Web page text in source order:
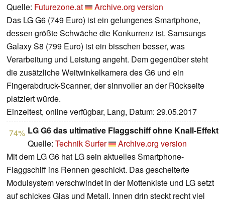
Quelle: Futurezone.at
Archive.org version
Das LG G6 (749 Euro) ist ein gelungenes Smartphone,
dessen größte Schwäche die Konkurrenz ist. Samsungs
Galaxy S8 (799 Euro) ist ein bisschen besser, was
Verarbeitung und Leistung angeht. Dem gegenüber steht
die zusätzliche Weitwinkelkamera des G6 und ein
Fingerabdruck-Scanner, der sinnvoller an der Rückseite
platziert würde.
Einzeltest, online verfügbar, Lang, Datum: 29.05.2017
74% LG G6 das ultimative Flaggschiff ohne Knall-Effekt
Quelle: Technik Surfer
Archive.org version
Mit dem LG G6 hat LG sein aktuelles Smartphone-
Flaggschiff ins Rennen geschickt. Das gescheiterte
Modulsystem verschwindet in der Mottenkiste und LG setzt
auf schickes Glas und Metall. Innen drin steckt recht viel